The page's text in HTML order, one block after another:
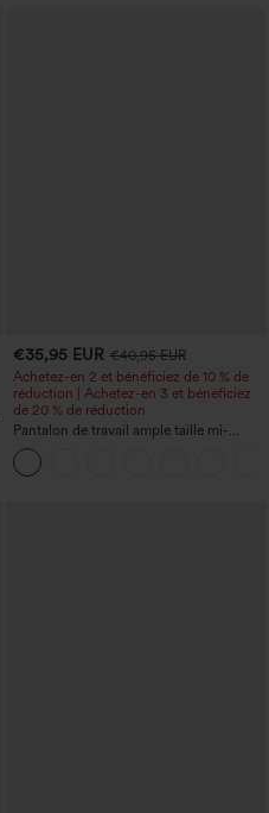
€35,95 EUR €40,95 EUR
Achetez-en 2 et bénéficiez de 10 % de
réduction | Achetez-en 3 et bénéficiez
de 20 % de réduction
Pantalon de travail ample taille mi-
haute, coupe « barrel » (jambe en forme
de tonneau) avec poches